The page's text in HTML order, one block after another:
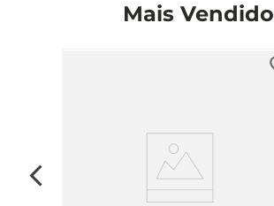
Mais Vendido